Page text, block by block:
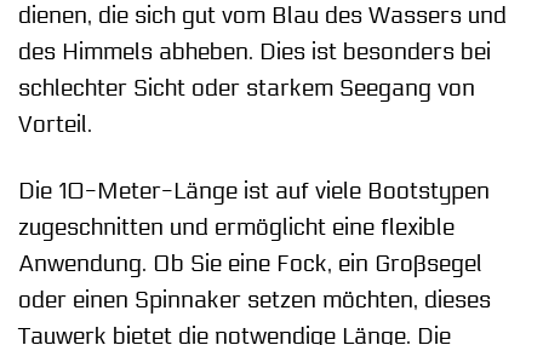
dienen, die sich gut vom Blau des Wassers und
des Himmels abheben. Dies ist besonders bei
schlechter Sicht oder starkem Seegang von
Vorteil.
Die 10-Meter-Länge ist auf viele Bootstypen
zugeschnitten und ermöglicht eine flexible
Anwendung. Ob Sie eine Fock, ein Großsegel
oder einen Spinnaker setzen möchten, dieses
Tauwerk bietet die notwendige Länge. Die